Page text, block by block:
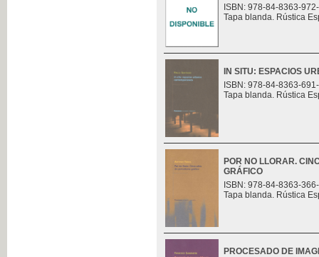
ISBN: 978-84-8363-
Tapa blanda. Rústica
IN SITU: ESPACIOS
ISBN: 978-84-8363-
Tapa blanda. Rústica
POR NO LLORAR.
GRÁFICO
ISBN: 978-84-8363-
Tapa blanda. Rústica
PROCESADO DE